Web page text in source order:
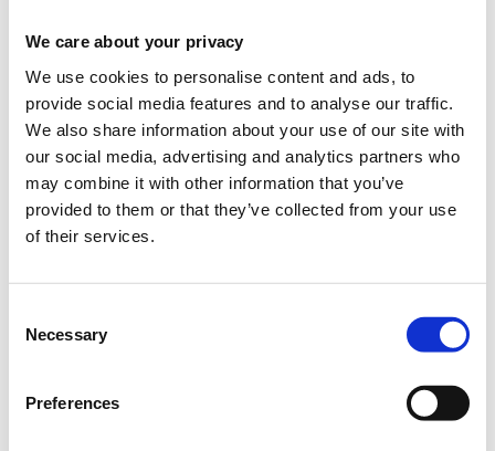
We care about your privacy
We use cookies to personalise content and ads, to
provide social media features and to analyse our traffic.
We also share information about your use of our site with
our social media, advertising and analytics partners who
may combine it with other information that you’ve
provided to them or that they’ve collected from your use
of their services.
Selection
Necessary
Preferences
GR.EC.A. Pre-Conference
Masterclass Ticket -
eCommerce Conference
2020
περίοδος
εγγραφών
έχει λήξει.
GR.EC.A. Full 3-Day Pass
Ticket - eCommerce
Conference 2020
€225,00
Η
περίοδος
εγγραφών
Full Price Tickets
Ποσότητα